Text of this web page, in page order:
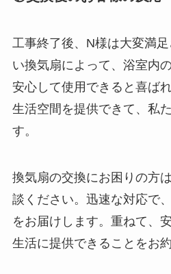
工事終了後、N様は大変満
い換気扇によって、浴室内
安心して使用できると喜ば
生活空間を提供できて、私
す。
換気扇の交換にお困りの方
談ください。迅速な対応で
をお届けします。重ねて、
生活に提供できることをお